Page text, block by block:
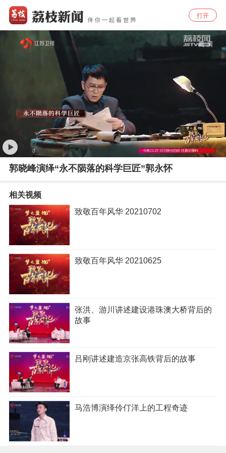
打开
郭晓峰演绎“永不陨落的科学巨匠”郭永怀
相关视频
致敬百年风华 20210702
致敬百年风华 20210625
张洪、游川讲述建设港珠澳大桥背后的
故事
吕刚讲述建造京张高铁背后的故事
马浩博演绎伶仃洋上的工程奇迹